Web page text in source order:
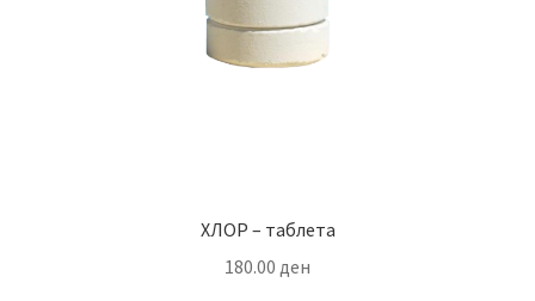
ХЛОР – таблета
180.00 ден